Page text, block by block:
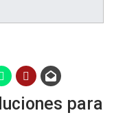
para